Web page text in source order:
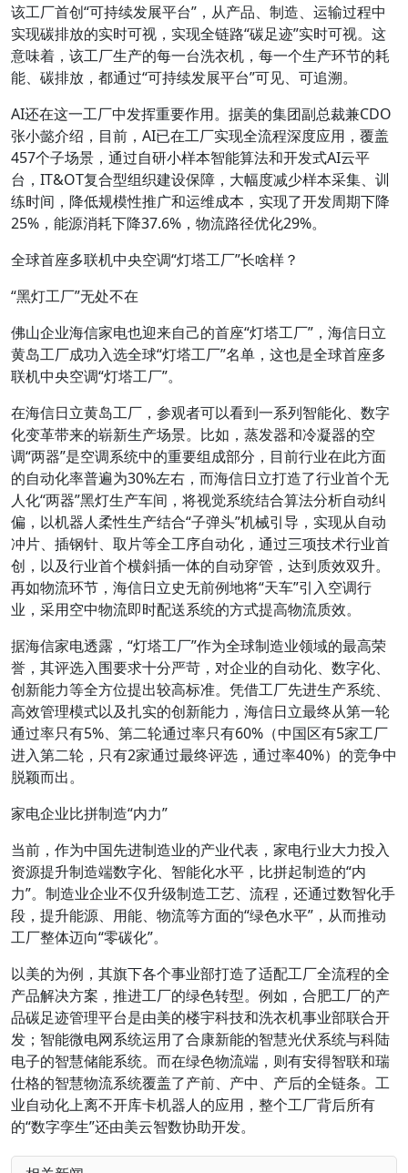
该工厂首创“可持续发展平台”，从产品、制造、运输过程中
实现碳排放的实时可视，实现全链路“碳足迹”实时可视。这
意味着，该工厂生产的每一台洗衣机，每一个生产环节的耗
能、碳排放，都通过“可持续发展平台”可见、可追溯。
AI还在这一工厂中发挥重要作用。据美的集团副总裁兼CDO
张小懿介绍，目前，AI已在工厂实现全流程深度应用，覆盖
457个子场景，通过自研小样本智能算法和开发式AI云平
台，IT&OT复合型组织建设保障，大幅度减少样本采集、训
练时间，降低规模性推广和运维成本，实现了开发周期下降
25%，能源消耗下降37.6%，物流路径优化29%。
全球首座多联机中央空调“灯塔工厂”长啥样？
“黑灯工厂”无处不在
佛山企业海信家电也迎来自己的首座“灯塔工厂”，海信日立
黄岛工厂成功入选全球“灯塔工厂”名单，这也是全球首座多
联机中央空调“灯塔工厂”。
在海信日立黄岛工厂，参观者可以看到一系列智能化、数字
化变革带来的崭新生产场景。比如，蒸发器和冷凝器的空
调“两器”是空调系统中的重要组成部分，目前行业在此方面
的自动化率普遍为30%左右，而海信日立打造了行业首个无
人化“两器”黑灯生产车间，将视觉系统结合算法分析自动纠
偏，以机器人柔性生产结合“子弹头”机械引导，实现从自动
冲片、插钢针、取片等全工序自动化，通过三项技术行业首
创，以及行业首个横斜插一体的自动穿管，达到质效双升。
再如物流环节，海信日立史无前例地将“天车”引入空调行
业，采用空中物流即时配送系统的方式提高物流质效。
据海信家电透露，“灯塔工厂”作为全球制造业领域的最高荣
誉，其评选入围要求十分严苛，对企业的自动化、数字化、
创新能力等全方位提出较高标准。凭借工厂先进生产系统、
高效管理模式以及扎实的创新能力，海信日立最终从第一轮
通过率只有5%、第二轮通过率只有60%（中国区有5家工厂
进入第二轮，只有2家通过最终评选，通过率40%）的竞争中
脱颖而出。
家电企业比拼制造“内力”
当前，作为中国先进制造业的产业代表，家电行业大力投入
资源提升制造端数字化、智能化水平，比拼起制造的“内
力”。制造业企业不仅升级制造工艺、流程，还通过数智化手
段，提升能源、用能、物流等方面的“绿色水平”，从而推动
工厂整体迈向“零碳化”。
以美的为例，其旗下各个事业部打造了适配工厂全流程的全
产品解决方案，推进工厂的绿色转型。例如，合肥工厂的产
品碳足迹管理平台是由美的楼宇科技和洗衣机事业部联合开
发；智能微电网系统运用了合康新能的智慧光伏系统与科陆
电子的智慧储能系统。而在绿色物流端，则有安得智联和瑞
仕格的智慧物流系统覆盖了产前、产中、产后的全链条。工
业自动化上离不开库卡机器人的应用，整个工厂背后所有
的“数字孪生”还由美云智数协助开发。